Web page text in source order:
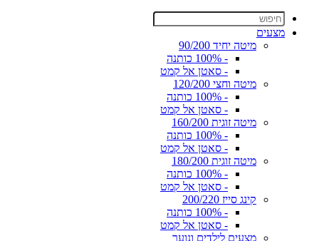
מצעים
מיטה יחיד 90/200
- 100% כותנה
- סאטן אל קמט
מיטה וחצי 120/200
- 100% כותנה
- סאטן אל קמט
מיטה זוגית 160/200
- 100% כותנה
- סאטן אל קמט
מיטה זוגית 180/200
- 100% כותנה
- סאטן אל קמט
קינג סייז 200/220
- 100% כותנה
- סאטן אל קמט
מצעים לילדים ונוער